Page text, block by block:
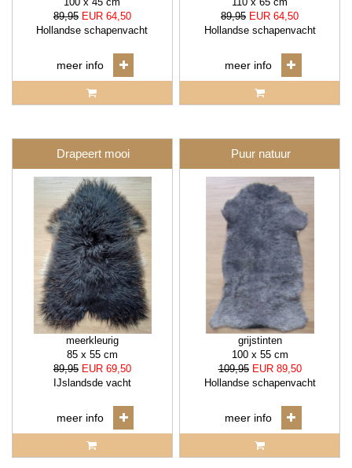
89,95 EUR 64,50
Hollandse schapenvacht
meer info
89,95 EUR 64,50
Hollandse schapenvacht
meer info
Drapeert mooi
meerkleurig
85 x 55 cm
89,95 EUR 69,50
IJslandsde vacht
meer info
Puur natuur
grijstinten
100 x 55 cm
109,95 EUR 89,50
Hollandse schapenvacht
meer info